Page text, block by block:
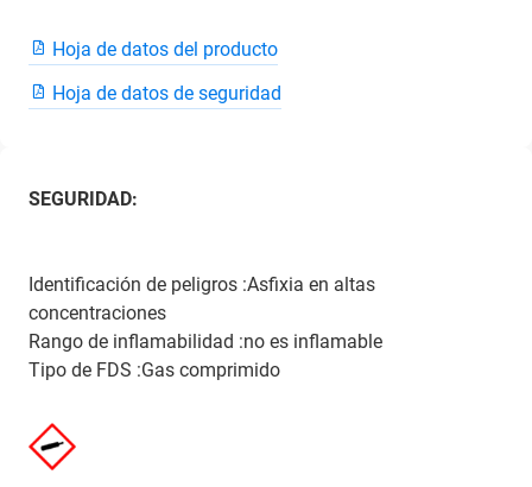
Hoja de datos del producto
Hoja de datos de seguridad
SEGURIDAD:
Identificación de peligros :Asfixia en altas
concentraciones
Rango de inflamabilidad :no es inflamable
Tipo de FDS :Gas comprimido